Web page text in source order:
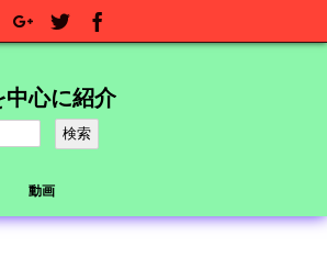
動画
中心に紹介